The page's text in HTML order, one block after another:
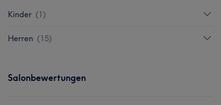
Kinder (1)
Herren (15)
Salonbewertungen